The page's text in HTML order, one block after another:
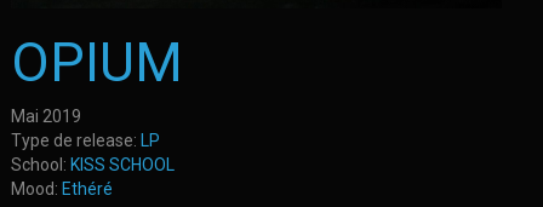
OPIUM
Mai 2019
Type de release: LP
School: KISS SCHOOL
Mood: Ethéré